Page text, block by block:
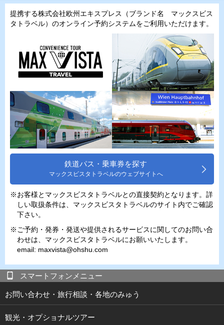
提携する株式会社欧州エキスプレス（ブランド名 マックスビス
タトラベル）のオンライン予約システムをご利用いただけます。
鉄道パス・乗車券を探す
マックスビスタトラベルのウェブサイトへ
※お客様とマックスビスタトラベルとの直接契約となります。詳
しい取扱条件は、マックスビスタトラベルのサイト内でご確認
下さい。
※ご予約・発券・発送や提供されるサービスに関してのお問い合
わせは、マックスビスタトラベルにお願いいたします。
email: maxvista@ohshu.com
スマートフォンメニュー
お問い合わせ・旅行相談・各地のみゅう
観光・オプショナルツアー